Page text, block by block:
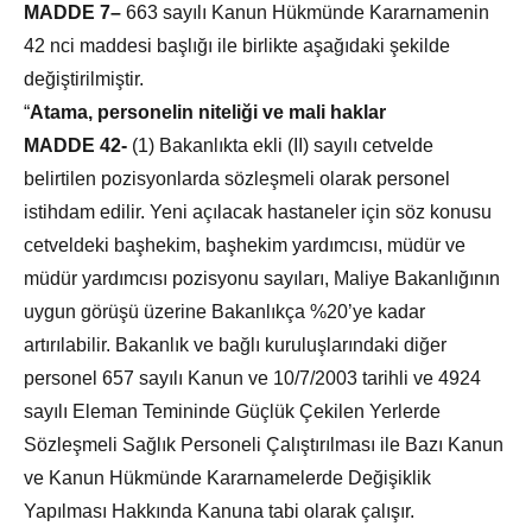
MADDE 7– 663 sayılı Kanun Hükmünde Kararnamenin
42 nci maddesi başlığı ile birlikte aşağıdaki şekilde
değiştirilmiştir.
“Atama, personelin niteliği ve mali haklar
MADDE 42- (1) Bakanlıkta ekli (II) sayılı cetvelde
belirtilen pozisyonlarda sözleşmeli olarak personel
istihdam edilir. Yeni açılacak hastaneler için söz konusu
cetveldeki başhekim, başhekim yardımcısı, müdür ve
müdür yardımcısı pozisyonu sayıları, Maliye Bakanlığının
uygun görüşü üzerine Bakanlıkça %20’ye kadar
artırılabilir. Bakanlık ve bağlı kuruluşlarındaki diğer
personel 657 sayılı Kanun ve 10/7/2003 tarihli ve 4924
sayılı Eleman Temininde Güçlük Çekilen Yerlerde
Sözleşmeli Sağlık Personeli Çalıştırılması ile Bazı Kanun
ve Kanun Hükmünde Kararnamelerde Değişiklik
Yapılması Hakkında Kanuna tabi olarak çalışır.